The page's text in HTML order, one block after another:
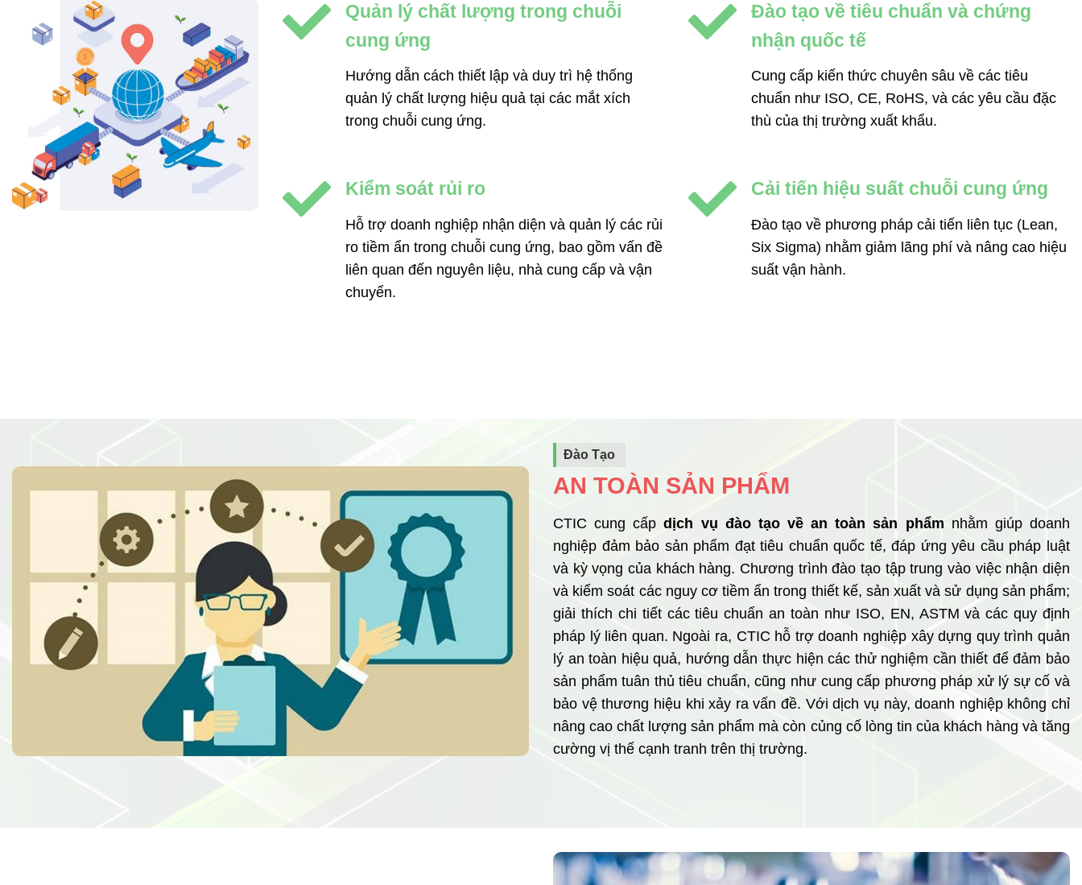
Quản lý chất lượng trong chuỗi
cung ứng
Hướng dẫn cách thiết lập và duy trì hệ thống
quản lý chất lượng hiệu quả tại các mắt xích
trong chuỗi cung ứng.
Đào tạo về tiêu chuẩn và chứng
nhận quốc tế
Cung cấp kiến thức chuyên sâu về các tiêu
chuẩn như ISO, CE, RoHS, và các yêu cầu đặc
thù của thị trường xuất khẩu.
Kiểm soát rủi ro
Hỗ trợ doanh nghiệp nhận diện và quản lý các rủi
ro tiềm ẩn trong chuỗi cung ứng, bao gồm vấn đề
liên quan đến nguyên liệu, nhà cung cấp và vận
chuyển.
Cải tiến hiệu suất chuỗi cung ứng
Đào tạo về phương pháp cải tiến liên tục (Lean,
Six Sigma) nhằm giảm lãng phí và nâng cao hiệu
suất vận hành.
Đào Tạo
AN TOÀN SẢN PHẨM
CTIC cung cấpdịch vụ đào tạo về an toàn sản phẩm nhằm giúp doanh
nghiệp đảm bảo sản phẩm đạt tiêu chuẩn quốc tế, đáp ứng yêu cầu pháp luật
và kỳ vọng của khách hàng. Chương trình đào tạo tập trung vào việc nhận diện
và kiểm soát các nguy cơ tiềm ẩn trong thiết kế, sản xuất và sử dụng sản phẩm;
giải thích chi tiết các tiêu chuẩn an toàn như ISO, EN, ASTM và các quy định
pháp lý liên quan. Ngoài ra, CTIC hỗ trợ doanh nghiệp xây dựng quy trình quản
lý an toàn hiệu quả, hướng dẫn thực hiện các thử nghiệm cần thiết để đảm bảo
sản phẩm tuân thủ tiêu chuẩn, cũng như cung cấp phương pháp xử lý sự cố và
bảo vệ thương hiệu khi xảy ra vấn đề. Với dịch vụ này, doanh nghiệp không chỉ
nâng cao chất lượng sản phẩm mà còn củng cố lòng tin của khách hàng và tăng
cường vị thế cạnh tranh trên thị trường.